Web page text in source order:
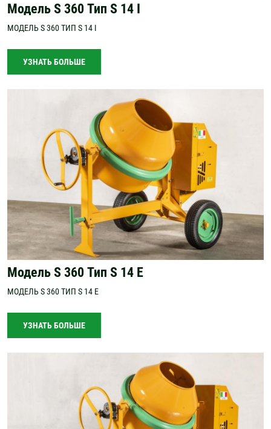
Модель S 360 Тип S 14 I
МОДЕЛЬ S 360 ТИП S 14 I
УЗНАТЬ БОЛЬШЕ
Модель S 360 Тип S 14 E
МОДЕЛЬ S 360 ТИП S 14 E
УЗНАТЬ БОЛЬШЕ